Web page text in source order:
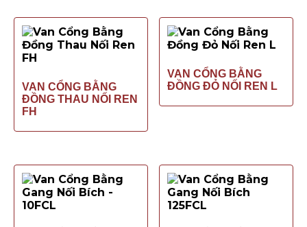
VAN CỔNG BẰNG
ĐỒNG THAU NỐI REN
FH
VAN CỔNG BẰNG
ĐỒNG ĐỎ NỐI REN L